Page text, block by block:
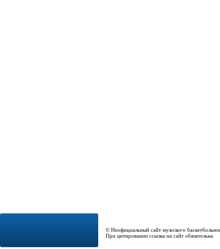
© Неофициальный сайт мужского
При цитировании ссылка на сайт обязательна